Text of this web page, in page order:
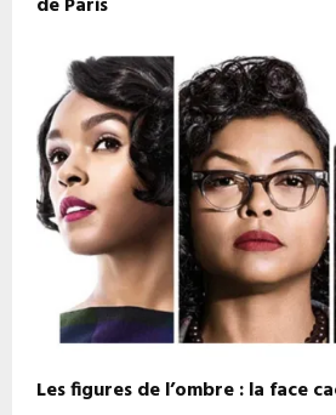
Les figures de l’ombre : la face